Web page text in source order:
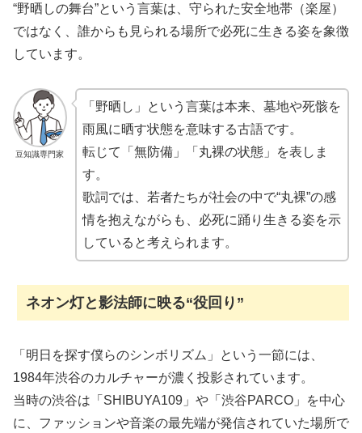
“野晒しの舞台”という言葉は、守られた安全地帯（楽屋）
ではなく、誰からも見られる場所で必死に生きる姿を象徴
しています。
豆知識専門家
「野晒し」という言葉は本来、墓地や死骸を
雨風に晒す状態を意味する古語です。
転じて「無防備」「丸裸の状態」を表しま
す。
歌詞では、若者たちが社会の中で“丸裸”の感
情を抱えながらも、必死に踊り生きる姿を示
していると考えられます。
ネオン灯と影法師に映る“役回り”
「明日を探す僕らのシンボリズム」という一節には、
1984年渋谷のカルチャーが濃く投影されています。
当時の渋谷は「SHIBUYA109」や「渋谷PARCO」を中心
に、ファッションや音楽の最先端が発信されていた場所で